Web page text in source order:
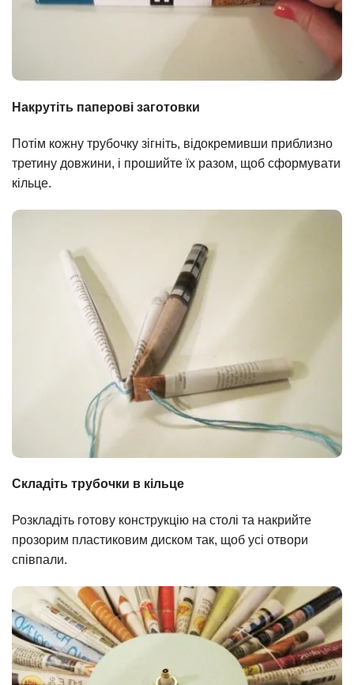
Накрутіть паперові заготовки
Потім кожну трубочку зігніть, відокремивши приблизно
третину довжини, і прошийте їх разом, щоб сформувати
кільце.
Складіть трубочки в кільце
Розкладіть готову конструкцію на столі та накрийте
прозорим пластиковим диском так, щоб усі отвори
співпали.